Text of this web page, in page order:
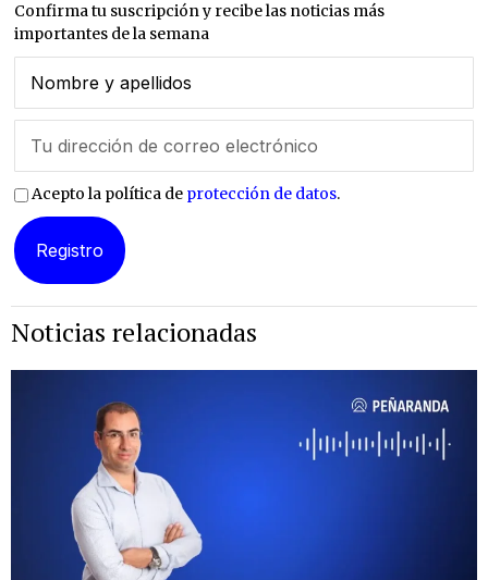
Confirma tu suscripción y recibe las noticias más
importantes de la semana
Acepto la política de protección de datos.
Noticias relacionadas